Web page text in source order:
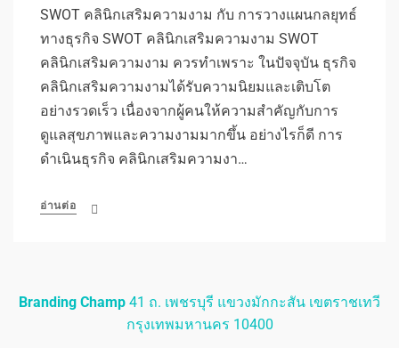
SWOT คลินิกเสริมความงาม กับ การวางแผนกลยุทธ์
ทางธุรกิจ SWOT คลินิกเสริมความงาม SWOT
คลินิกเสริมความงาม ควรทำเพราะ ในปัจจุบัน ธุรกิจ
คลินิกเสริมความงามได้รับความนิยมและเติบโต
อย่างรวดเร็ว เนื่องจากผู้คนให้ความสำคัญกับการ
ดูแลสุขภาพและความงามมากขึ้น อย่างไรก็ดี การ
ดำเนินธุรกิจ คลินิกเสริมความงา…
อ่านต่อ
Branding Champ 41 ถ. เพชรบุรี แขวงมักกะสัน เขตราชเทวี
กรุงเทพมหานคร 10400